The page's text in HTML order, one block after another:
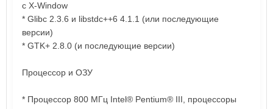
с X-Window
* Glibc 2.3.6 и libstdc++6 4.1.1 (или последующие
версии)
* GTK+ 2.8.0 (и последующие версии)
Процессор и ОЗУ
* Процессор 800 МГц Intel® Pentium® III, процессоры